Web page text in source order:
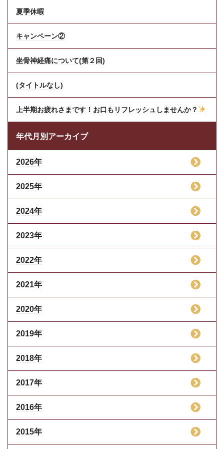
夏季休暇
キャンペーン②
坐骨神経痛について(第２回)
(タイトルなし)
上半期お疲れさまです！お口もリフレッシュしませんか？
年代月別アーカイブ
2026年
2025年
2024年
2023年
2022年
2021年
2020年
2019年
2018年
2017年
2016年
2015年